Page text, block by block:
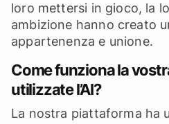
loro mettersi in gioco, la
ambizione hanno creato
appartenenza e unione.
Come funziona la
utilizzate l’AI?
La nostra piattaforma ha